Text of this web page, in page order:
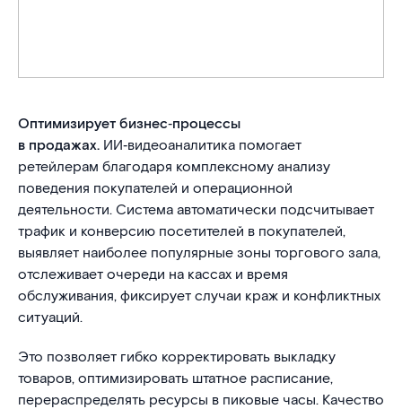
Оптимизирует бизнес‑процессы
в продажах. ИИ‑видеоаналитика помогает
ретейлерам благодаря комплексному анализу
поведения покупателей и операционной
деятельности. Система автоматически подсчитывает
трафик и конверсию посетителей в покупателей,
выявляет наиболее популярные зоны торгового зала,
отслеживает очереди на кассах и время
обслуживания, фиксирует случаи краж и конфликтных
ситуаций.
Это позволяет гибко корректировать выкладку
товаров, оптимизировать штатное расписание,
перераспределять ресурсы в пиковые часы. Качество